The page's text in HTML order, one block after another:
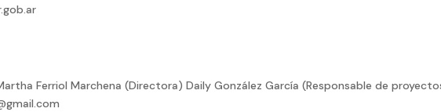
Ferriol Marchena (Directora) Daily González García (Responsable de